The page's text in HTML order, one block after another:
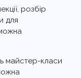
розбір
для
майстер-класи